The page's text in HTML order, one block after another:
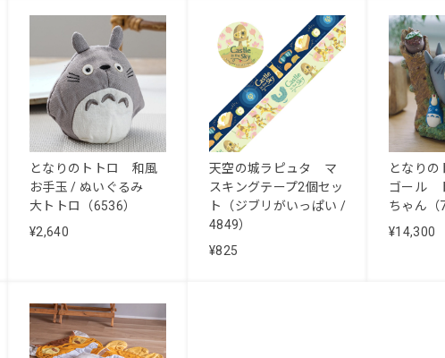
となりのトトロ 和風
お手玉 / ぬいぐるみ
大トトロ（6536）
¥2,640
天空の城ラピュタ マ
スキングテープ2個セッ
ト（ジブリがいっぱい /
4849）
¥825
となり
ゴール
ちゃん（
¥14,300